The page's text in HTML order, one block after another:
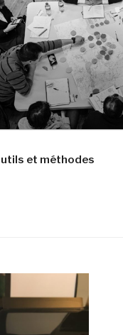
et méthodes